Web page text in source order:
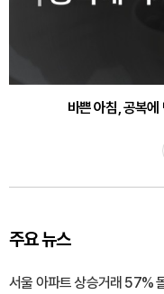
바쁜 아침, 공복
30대부터 유병률 2배
주요 뉴스
서울 아파트 상승거래 57%